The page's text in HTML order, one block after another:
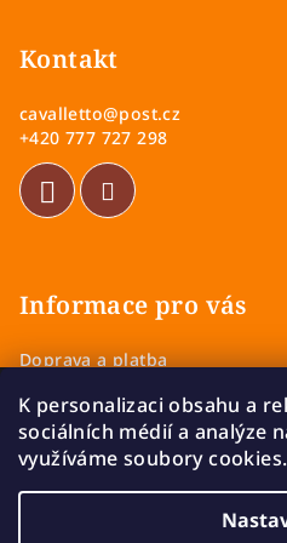
K personalizaci obsahu a
sociálních médií a analýze
využíváme soubory
Kontakt
cavalletto@post.cz
+420 777 727 298
Informace pro vás
Doprava a platba
Zásady ochrany osobních
Vrácení a výměna zboží